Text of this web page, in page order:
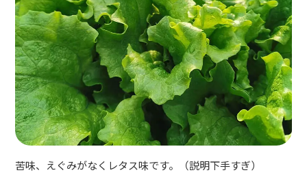
苦味、えぐみがなくレタス味です。（説明下手すぎ）